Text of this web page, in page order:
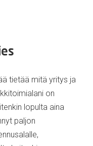
tietää mitä yritys ja
on
lopulta aina
paljon